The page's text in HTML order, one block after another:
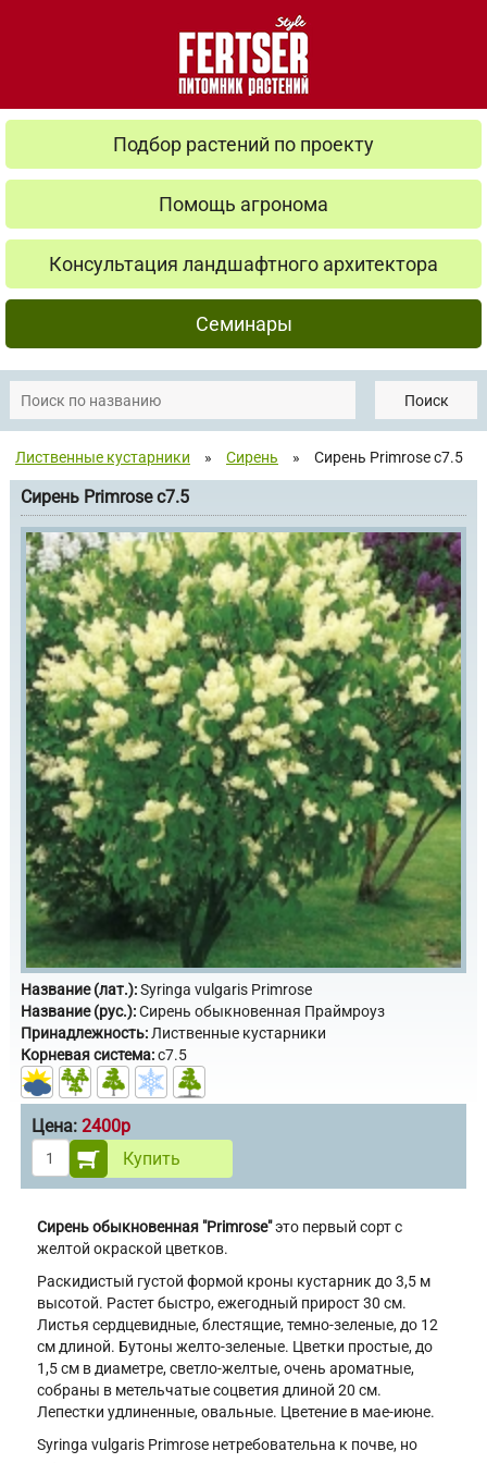
Подбор растений по проекту
Помощь агронома
Консультация ландшафтного архитектора
Семинары
Поиск
Лиственные кустарники » Сирень » Сирень Primrose с7.5
Сирень Primrose с7.5
Название (лат.):Syringa vulgaris Primrose
Название (рус.):Сирень обыкновенная Праймроуз
Принадлежность:Лиственные кустарники
Корневая система:с7.5
Цена: 2400р
Купить
Сирень обыкновенная "Primrose"это первый сорт с
желтой окраской цветков.
Раскидистый густой формой кроны кустарник до 3,5 м
высотой. Растет быстро, ежегодный прирост 30 см.
Листья сердцевидные, блестящие, темно-зеленые, до 12
см длиной. Бутоны желто-зеленые. Цветки простые, до
1,5 см в диаметре, светло-желтые, очень ароматные,
собраны в метельчатые соцветия длиной 20 см.
Лепестки удлиненные, овальные. Цветение в мае-июне.
Syringa vulgaris Primrose нетребовательна к почве, но